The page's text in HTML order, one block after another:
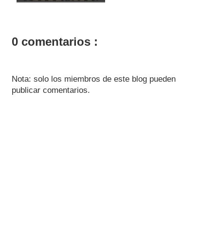
0 comentarios :
Nota: solo los miembros de este blog pueden
publicar comentarios.